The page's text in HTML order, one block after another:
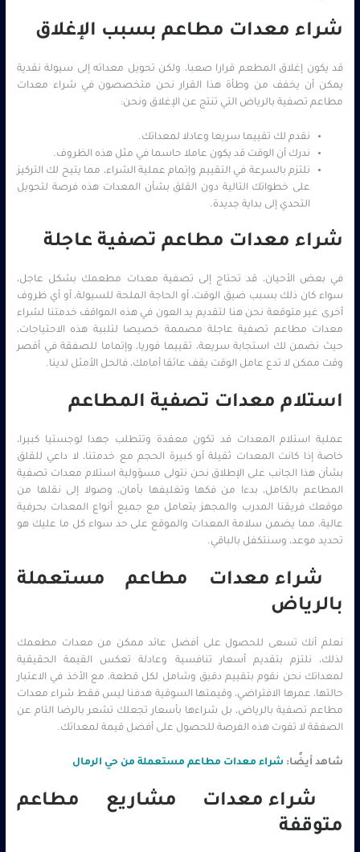
شراء معدات مطاعم بسبب الإغلاق
قد يكون إغلاق المطعم قرارا صعبا، ولكن تحويل معداته إلى سيولة نقدية
يمكن أن يخفف من وطأة هذا القرار نحن متخصصون في شراء معدات
مطاعم تصفية بالرياض التي تنتج عن الإغلاق ونحن:
نقدم لك تقييما سريعا وعادلا لمعداتك.
ندرك أن الوقت قد يكون عاملا حاسما في مثل هذه الظروف.
نلتزم بالسرعة في التقييم وإتمام عملية الشراء، مما يتيح لك التركيز
على خطواتك التالية دون القلق بشأن المعدات هذه فرصة لتحويل
التحدي إلى بداية جديدة.
شراء معدات مطاعم تصفية عاجلة
في بعض الأحيان، قد تحتاج إلى تصفية معدات مطعمك بشكل عاجل،
سواء كان ذلك بسبب ضيق الوقت، أو الحاجة الملحة للسيولة، أو أي ظروف
أخرى غير متوقعة نحن هنا لتقديم يد العون في هذه المواقف خدمتنا لشراء
معدات مطاعم تصفية عاجلة مصممة خصيصا لتلبية هذه الاحتياجات،
حيث نضمن لك استجابة سريعة، تقييما فوريا، وإتماما للصفقة في أقصر
وقت ممكن لا تدع عامل الوقت يقف عائقا أمامك، فالحل الأمثل لدينا.
استلام معدات تصفية المطاعم
عملية استلام المعدات قد تكون معقدة وتتطلب جهدا لوجستيا كبيرا،
خاصة إذا كانت المعدات ثقيلة أو كبيرة الحجم مع خدمتنا، لا داعي للقلق
بشأن هذا الجانب على الإطلاق نحن نتولى مسؤولية استلام معدات تصفية
المطاعم بالكامل، بدءا من فكها وتغليفها بأمان، وصولا إلى نقلها من
موقعك فريقنا المدرب والمجهز يتعامل مع جميع أنواع المعدات بحرفية
عالية، مما يضمن سلامة المعدات والموقع على حد سواء كل ما عليك هو
تحديد موعد، وسنتكفل بالباقي.
شراء معدات مطاعم مستعملة
بالرياض
نعلم أنك تسعى للحصول على أفضل عائد ممكن من معدات مطعمك
لذلك، نلتزم بتقديم أسعار تنافسية وعادلة تعكس القيمة الحقيقية
لمعداتك نحن نقوم بتقييم دقيق وشامل لكل قطعة، مع الأخذ في الاعتبار
حالتها، عمرها الافتراضي، وقيمتها السوقية هدفنا ليس فقط شراء معدات
مطاعم تصفية بالرياض، بل شراءها بأسعار تجعلك تشعر بالرضا التام عن
الصفقة لا تفوت هذه الفرصة للحصول على أفضل قيمة لمعداتك.
شاهد أيضًا: شراء معدات مطاعم مستعملة من حي الرمال
شراء معدات مشاريع مطاعم
متوقفة